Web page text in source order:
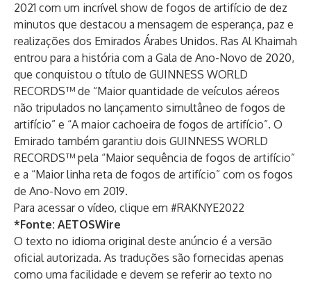
2021 com um incrível show de fogos de artifício de dez
minutos que destacou a mensagem de esperança, paz e
realizações dos Emirados Árabes Unidos. Ras Al Khaimah
entrou para a história com a Gala de Ano-Novo de 2020,
que conquistou o título de GUINNESS WORLD
RECORDS™ de “Maior quantidade de veículos aéreos
não tripulados no lançamento simultâneo de fogos de
artifício” e “A maior cachoeira de fogos de artifício”. O
Emirado também garantiu dois GUINNESS WORLD
RECORDS™ pela “Maior sequência de fogos de artifício”
e a “Maior linha reta de fogos de artifício” com os fogos
de Ano-Novo em 2019.
Para acessar o vídeo, clique em #RAKNYE2022
*Fonte: AETOSWire
O texto no idioma original deste anúncio é a versão
oficial autorizada. As traduções são fornecidas apenas
como uma facilidade e devem se referir ao texto no